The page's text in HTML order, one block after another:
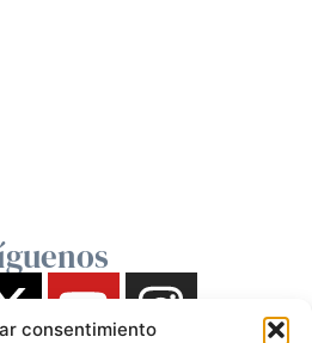
consentimiento